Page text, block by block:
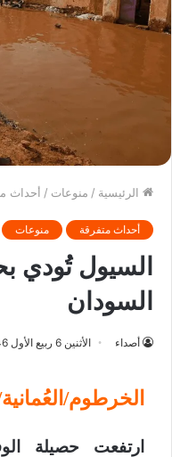
الرئيسية / منوعات / أحداث
أحداث متفرقة منوعات
السودان
أصداء الأثنين 6 ربيع الأول 1446هـ 9-9-2024م
الخرطوم/
ارتفعت حصيلة